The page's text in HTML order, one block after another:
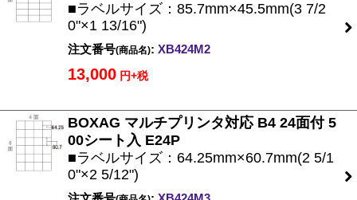
■ラベルサイズ：85.7mm×45.5mm(3 7/2
0"×1 13/16")
注文番号(商品名): XB424M2
13,000 円+税
BOXAG マルチプリンタ対応 B4 24面付 5
00シート入 E24P
■ラベルサイズ：64.25mm×60.7mm(2 5/1
0"×2 5/12")